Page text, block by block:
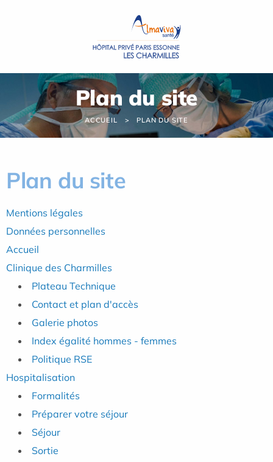
Plan du site
ACCUEIL PLAN DU SITE
Plan du site
Mentions légales
Données personnelles
Accueil
Clinique des Charmilles
Plateau Technique
Contact et plan d'accès
Galerie photos
Index égalité hommes - femmes
Politique RSE
Hospitalisation
Formalités
Préparer votre séjour
Séjour
Sortie